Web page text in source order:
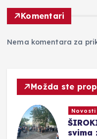
Komentari
Nema komentara za
Možda ste
Novosti
svima